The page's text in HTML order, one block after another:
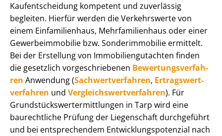
Kauf­ent­schei­dung kompetent und zuverlässig
begleiten. Hierfür werden die Verkehrswerte von
einem Einfamilienhaus, Mehr­fa­mi­li­en­haus oder einer
Ge­wer­be­im­mo­bi­lie bzw. Sonderimmobilie ermittelt.
Bei der Erstellung von Im­mo­bi­li­en­gut­ach­ten finden
die gesetzlich vor­ge­schrie­be­nen Be­wer­tungs­ver­fah­
ren Anwendung (Sach­wert­ver­fah­ren, Er­trags­wert­
ver­fah­ren und Ver­gleichs­wert­ver­fah­ren). Für
Grund­stücks­wert­ermitt­lun­gen in Tarp wird eine
baurechtliche Prüfung der Liegenschaft durchgeführt
und bei entsprechendem Ent­wick­lungs­po­ten­zi­al nach